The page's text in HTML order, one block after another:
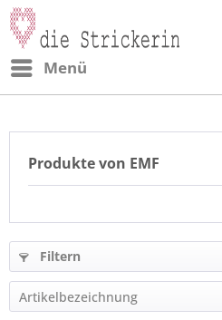
Menü
Produkte von EMF
Filtern